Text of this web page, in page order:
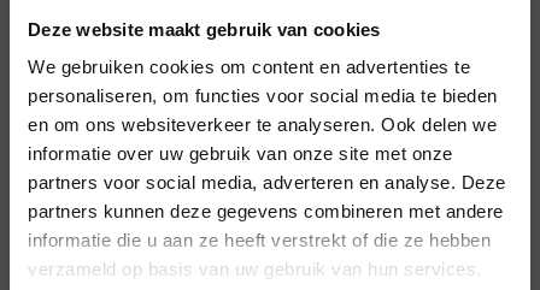
Deze website maakt gebruik van cookies
We gebruiken cookies om content en advertenties te
personaliseren, om functies voor social media te bieden
en om ons websiteverkeer te analyseren. Ook delen we
informatie over uw gebruik van onze site met onze
partners voor social media, adverteren en analyse. Deze
partners kunnen deze gegevens combineren met andere
informatie die u aan ze heeft verstrekt of die ze hebben
verzameld op basis van uw gebruik van hun services.
Voor al uw evenementen en
partijen
Hansen Evenementen is uw partner voor